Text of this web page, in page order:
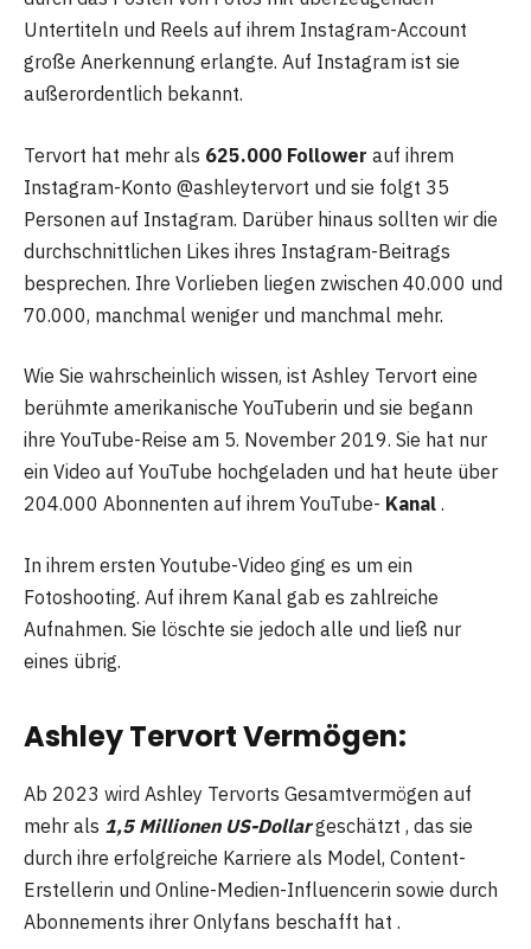
Untertiteln und Reels auf ihrem Instagram-Account
große Anerkennung erlangte. Auf Instagram ist sie
außerordentlich bekannt.
Tervort hat mehr als 625.000 Follower auf ihrem
Instagram-Konto @ashleytervort und sie folgt 35
Personen auf Instagram. Darüber hinaus sollten wir die
durchschnittlichen Likes ihres Instagram-Beitrags
besprechen. Ihre Vorlieben liegen zwischen 40.000 und
70.000, manchmal weniger und manchmal mehr.
Wie Sie wahrscheinlich wissen, ist Ashley Tervort eine
berühmte amerikanische YouTuberin und sie begann
ihre YouTube-Reise am 5. November 2019. Sie hat nur
ein Video auf YouTube hochgeladen und hat heute über
204.000 Abonnenten auf ihrem YouTube- Kanal .
In ihrem ersten Youtube-Video ging es um ein
Fotoshooting. Auf ihrem Kanal gab es zahlreiche
Aufnahmen. Sie löschte sie jedoch alle und ließ nur
eines übrig.
Ashley Tervort Vermögen:
Ab 2023 wird Ashley Tervorts Gesamtvermögen auf
mehr als 1,5 Millionen US-Dollargeschätzt , das sie
durch ihre erfolgreiche Karriere als Model, Content-
Erstellerin und Online-Medien-Influencerin sowie durch
Abonnements ihrer Onlyfans beschafft hat .